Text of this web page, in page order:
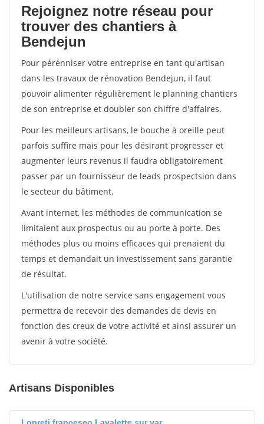
Rejoignez notre réseau pour
trouver des chantiers à
Bendejun
Pour pérénniser votre entreprise en tant qu'artisan
dans les travaux de rénovation Bendejun, il faut
pouvoir alimenter régulièrement le planning chantiers
de son entreprise et doubler son chiffre d'affaires.
Pour les meilleurs artisans, le bouche à oreille peut
parfois suffire mais pour les désirant progresser et
augmenter leurs revenus il faudra obligatoirement
passer par un fournisseur de leads prospectsion dans
le secteur du bâtiment.
Avant internet, les méthodes de communication se
limitaient aux prospectus ou au porte à porte. Des
méthodes plus ou moins efficaces qui prenaient du
temps et demandait un investissement sans garantie
de résultat.
L'utilisation de notre service sans engagement vous
permettra de recevoir des demandes de devis en
fonction des creux de votre activité et ainsi assurer un
avenir à votre société.
Artisans Disponibles